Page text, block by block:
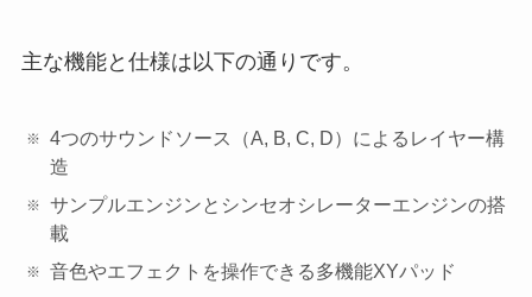
主な機能と仕様は以下の通りです。
4つのサウンドソース（A, B, C, D）によるレイヤー構
造
サンプルエンジンとシンセオシレーターエンジンの搭
載
音色やエフェクトを操作できる多機能XYパッド